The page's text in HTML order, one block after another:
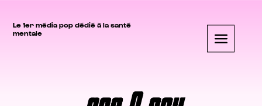
Le 1er média pop dédié à la santé
mentale